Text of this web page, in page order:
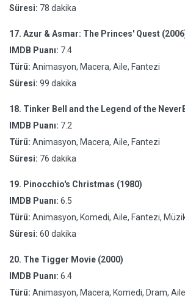
Süresi: 78 dakika
17. Azur & Asmar: The Princes' Quest
IMDB Puanı: 7.4
Türü: Animasyon, Macera, Aile, Fantezi
Süresi: 99 dakika
18. Tinker Bell and the Legend of the
IMDB Puanı: 7.2
Türü: Animasyon, Macera, Aile, Fantezi
Süresi: 76 dakika
19. Pinocchio's Christmas (1980)
IMDB Puanı: 6.5
Türü: Animasyon, Komedi, Aile, Fantezi,
Süresi: 60 dakika
20. The Tigger Movie (2000)
IMDB Puanı: 6.4
Türü: Animasyon, Macera, Komedi, Dram,